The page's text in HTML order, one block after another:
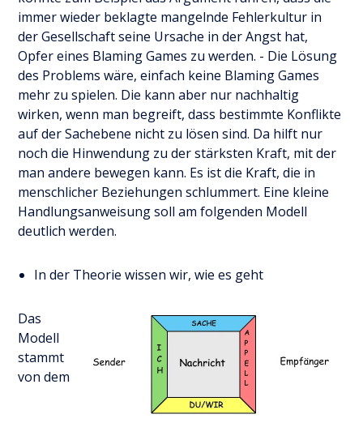
immer wieder beklagte mangelnde Fehlerkultur in
der Gesellschaft seine Ursache in der Angst hat,
Opfer eines Blaming Games zu werden. - Die Lösung
des Problems wäre, einfach keine Blaming Games
mehr zu spielen. Die kann aber nur nachhaltig
wirken, wenn man begreift, dass bestimmte Konflikte
auf der Sachebene nicht zu lösen sind. Da hilft nur
noch die Hinwendung zu der stärksten Kraft, mit der
man andere bewegen kann. Es ist die Kraft, die in
menschlicher Beziehungen schlummert. Eine kleine
Handlungsanweisung soll am folgenden Modell
deutlich werden.
In der Theorie wissen wir, wie es geht
Das
Modell
stammt
von dem